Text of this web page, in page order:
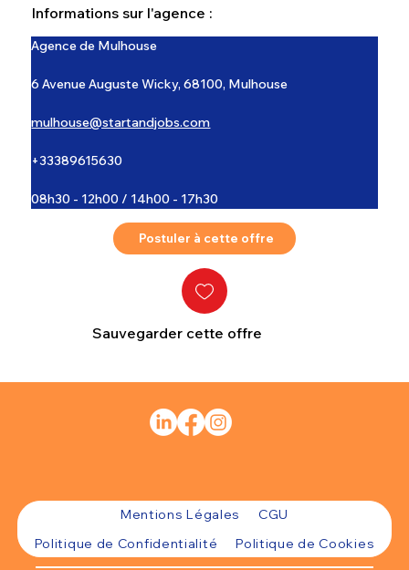
Informations sur l'agence :
Agence de Mulhouse
6 Avenue Auguste Wicky, 68100, Mulhouse
mulhouse@startandjobs.com
+33389615630
08h30 - 12h00 / 14h00 - 17h30
Postuler à cette offre
Sauvegarder cette offre
Mentions Légales
CGU
Politique de Confidentialité
Politique de Cookies